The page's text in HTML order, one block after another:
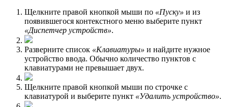
Щелкните правой кнопкой мыши по «Пуску» и из
появившегося контекстного меню выберите пункт
«Диспетчер устройств».
Разверните список «Клавиатуры» и найдите нужное
устройство ввода. Обычно количество пунктов с
клавиатурами не превышает двух.
Щелкните правой кнопкой мыши по строчке с
клавиатурой и выберите пункт «Удалить устройство».